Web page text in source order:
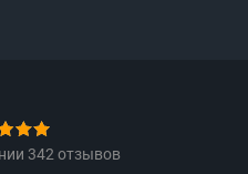
342отзывов